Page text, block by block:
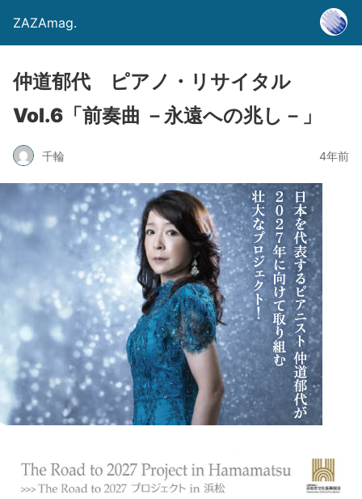
ZAZAmag.
仲道郁代 ピアノ・リサイタル
Vol.6「前奏曲 －永遠への兆し－」
千輪 4年前